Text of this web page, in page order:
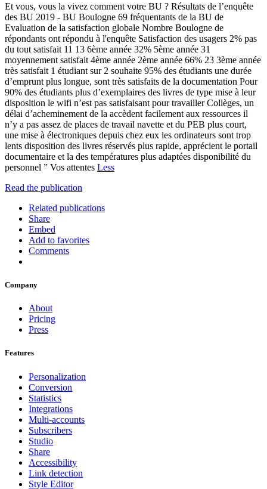
Et vous, vous la vivez comment votre BU ? Résultats de l’enquête
des BU 2019 - BU Boulogne 69 fréquentants de la BU de
Evaluation de la satisfaction globale Nombre Boulogne de
répondants ont répondu à l'enquête Satisfaction des usagers 2% pas
du tout satisfait 11 13 6ème année 32% 5ème année 31
moyennement satisfait 4ème année 2ème année 66% 23 3ème année
très satisfait 1 étudiant sur 2 souhaite 95% des étudiants une durée
d’emprunt plus longue, sont très satisfaits de la documentation Pour
90% des étudiants plus d’exemplaires des livres de type mise à leur
disposition le wifi n’est pas satisfaisant pour travailler Collèges, un
délai d’acheminement de la accèdent facilement aux ressources il
n’y a pas assez de places de travail navette et du PEB plus court,
une mise à électroniques depuis chez eux les ordinateurs sont trop
lents disposition des livres réservés plus rapide, apprécient le portail
documentaire et la des températures plus adaptées disponibilité du
personnel ” Vos attentes Less
Read the publication
Related publications
Share
Embed
Add to favorites
Comments
Company
About
Pricing
Press
Features
Personalization
Conversion
Statistics
Integrations
Multi-accounts
Subscribers
Studio
Share
Accessibility
Link detection
Style Editor